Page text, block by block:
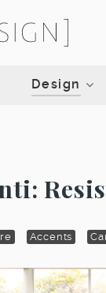
Design
Accents